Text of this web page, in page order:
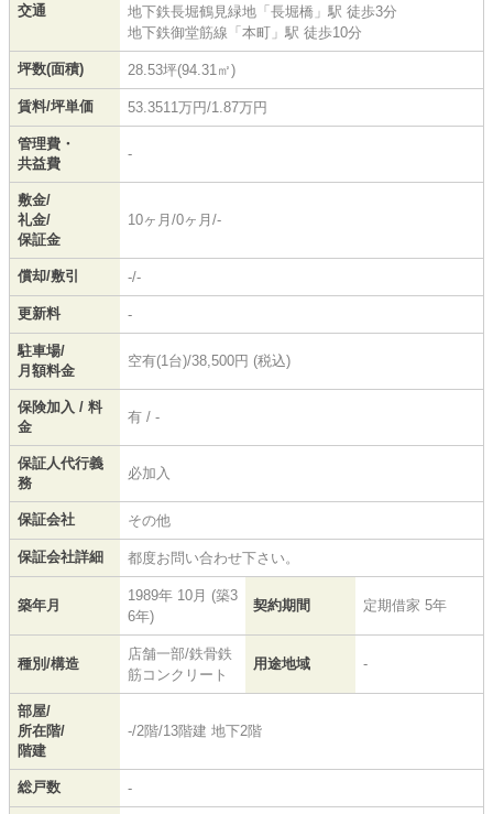
交通
地下鉄長堀鶴見緑地 「長堀橋 」駅 徒歩3分
地下鉄御堂筋線 「本町 」駅 徒歩10分
坪数(面積) 28.53坪(94.31㎡)
賃料/坪単価 53.3511万円/1.87万円
管理費・
共益費
-
敷金/
礼金/
保証金
10ヶ月/0ヶ月/-
償却/敷引 -/-
更新料 -
駐車場/
月額料金
空有(1台)/38,500円 (税込)
保険加入 / 料
金
有 / -
保証人代行義
務
必加入
保証会社 その他
保証会社詳細 都度お問い合わせ下さい。
築年月
1989年 10月 (築3
6年)
契約期間 定期借家 5年
種別/構造
店舗一部/鉄骨鉄
筋コンクリート
用途地域 -
部屋/
所在階/
階建
-/2階/13階建 地下2階
総戸数 -